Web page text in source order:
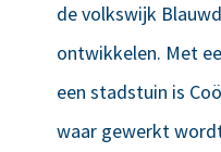
de volkswijk
ontwikkelen. Met
een stadstuin is
waar gewerkt